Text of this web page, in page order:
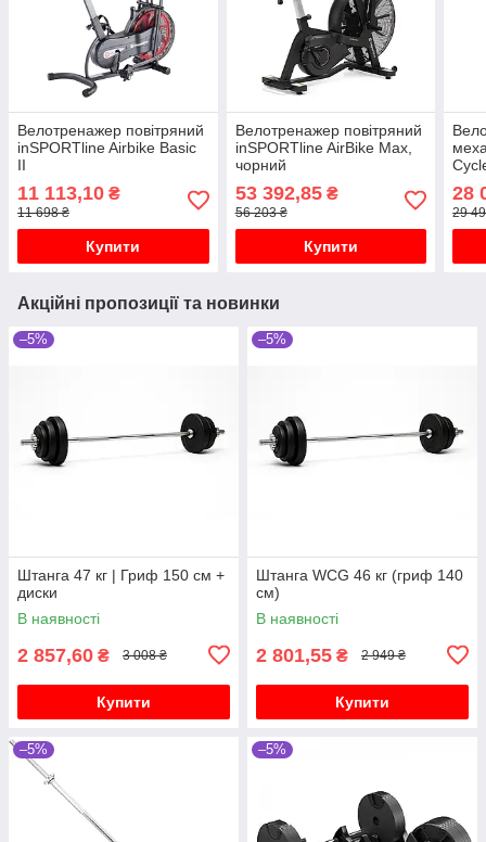
Велотренажер повітряний
inSPORTline Airbike Basic
II
11 113,10 ₴
11 698 ₴
Купити
Велотренажер повітряний
inSPORTline AirBike Max,
чорний
53 392,85₴
56 203 ₴
Купити
28
29
Акційні пропозиції та новинки
–5%
Штанга 47 кг | Гриф 150 см +
диски
В наявності
2 857,60 ₴ 3 008 ₴
Купити
–5%
Штанга WCG 46 кг (гриф 140
см)
В наявності
2 801,55 ₴ 2 949 ₴
Купити
–5% –5%